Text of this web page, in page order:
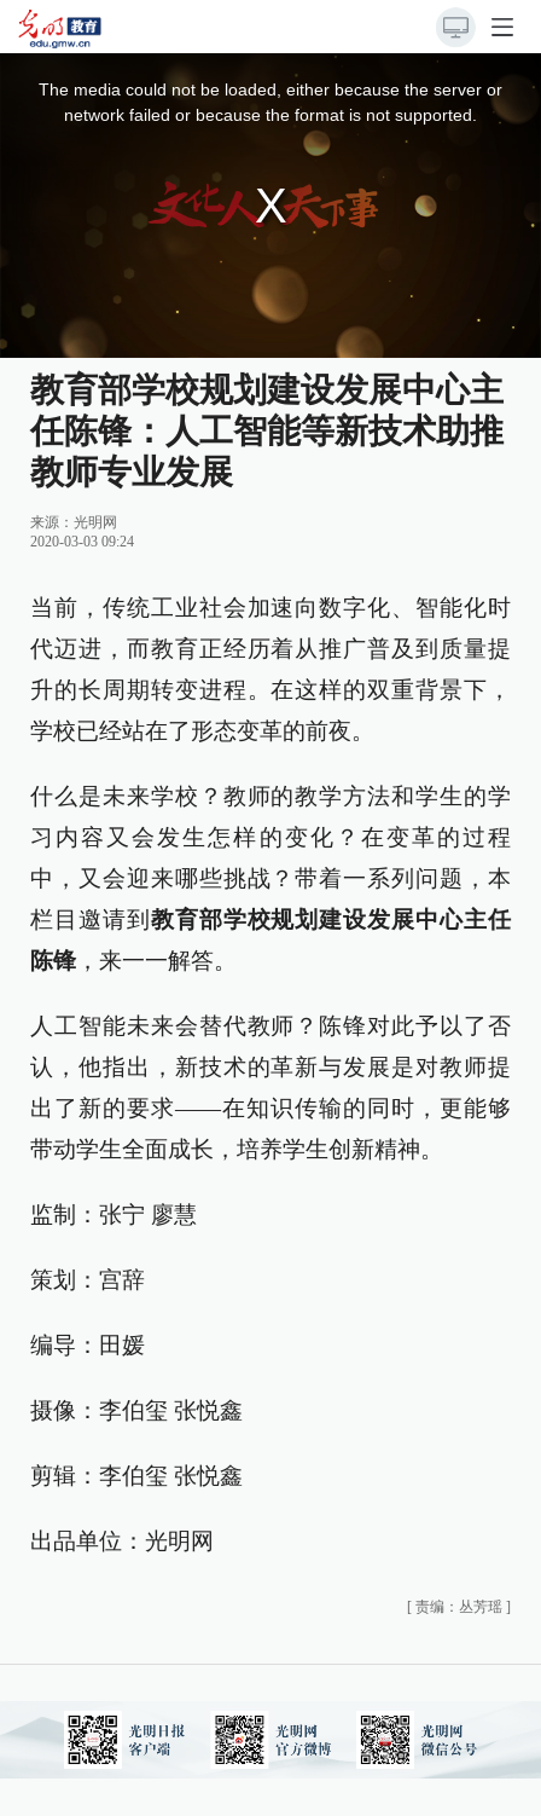
The media could not be loaded, either because the server or
network failed or because the format is not supported.
教育部学校规划建设发展中心主
任陈锋：人工智能等新技术助推
教师专业发展
来源： 光明网
2020-03-03 09:24
当前，传统工业社会加速向数字化、智能化时
代迈进，而教育正经历着从推广普及到质量提
升的长周期转变进程。在这样的双重背景下，
学校已经站在了形态变革的前夜。
什么是未来学校？教师的教学方法和学生的学
习内容又会发生怎样的变化？在变革的过程
中，又会迎来哪些挑战？带着一系列问题，本
栏目邀请到 教育部学校规划建设发展中心主任
陈锋 ，来一一解答。
人工智能未来会替代教师？陈锋对此予以了否
认，他指出，新技术的革新与发展是对教师提
出了新的要求——在知识传输的同时，更能够
带动学生全面成长，培养学生创新精神。
监制：张宁 廖慧
策划：宫辞
编导：田媛
摄像：李伯玺 张悦鑫
剪辑：李伯玺 张悦鑫
出品单位：光明网
[ 责编：丛芳瑶 ]